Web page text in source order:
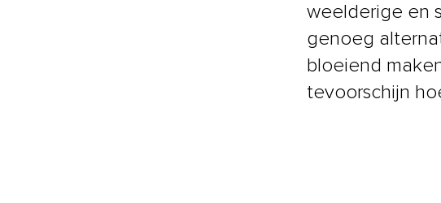
weelderige en
genoeg
bloeiend
tevoorschijn